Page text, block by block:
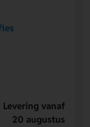
Levering vanaf
20 augustus